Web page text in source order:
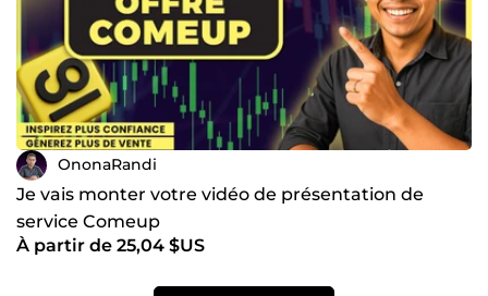
OnonaRandi
Je vais monter votre vidéo de présentation de
service Comeup
À partir de 25,04 $US